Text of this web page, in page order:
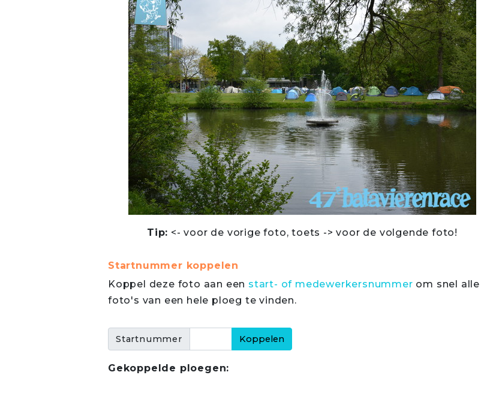
Tip: <- voor de vorige foto, toets -> voor de volgende foto!
Startnummer koppelen
Koppel deze foto aan een start- of medewerkersnummer om snel alle
foto's van een hele ploeg te vinden.
Startnummer
Gekoppelde ploegen: